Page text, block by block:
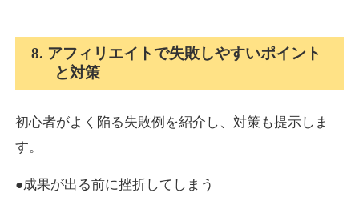
8. アフィリエイトで失敗しやすいポイント
と対策
初心者がよく陥る失敗例を紹介し、対策も提示しま
す。
●成果が出る前に挫折してしまう